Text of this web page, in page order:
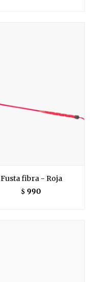
Fusta fibra - Roja
$ 990